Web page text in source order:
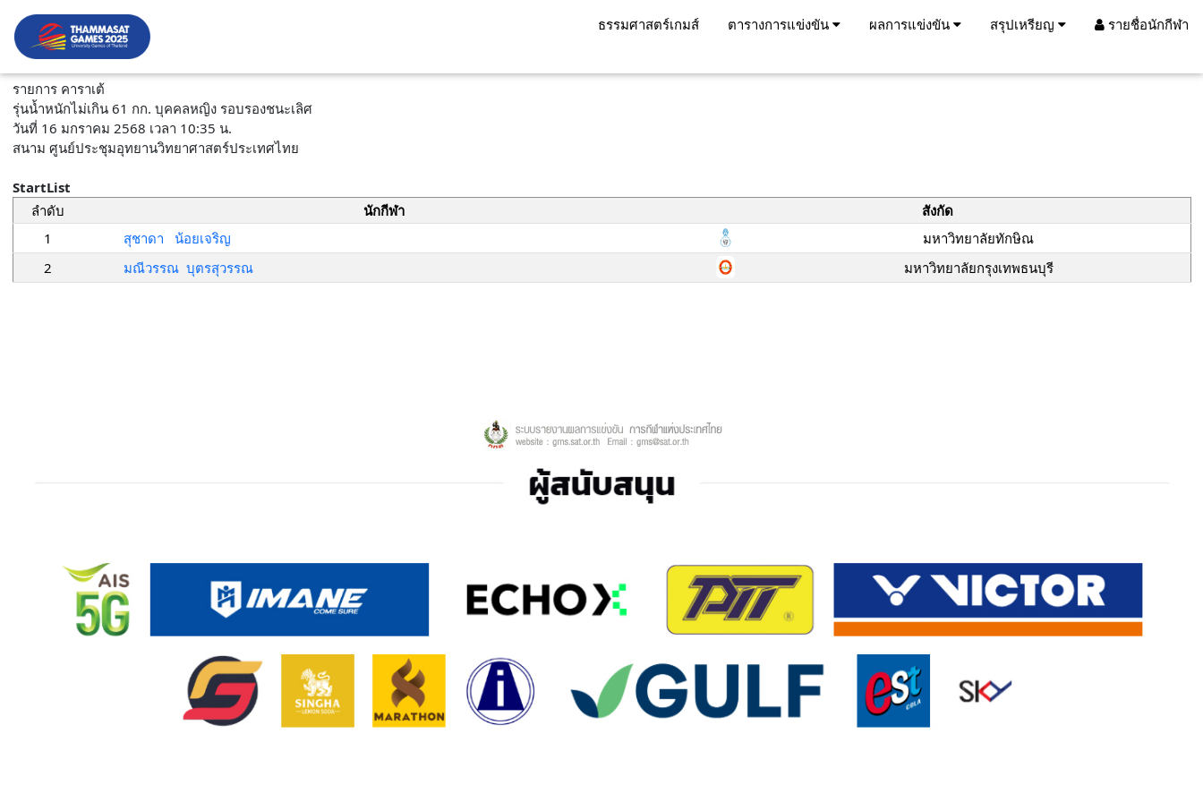
ธรรมศาสตร์เกมส์ ตารางการแข่งขัน ผลการแข่งขัน สรุปเหรียญ รายชื่อนักกีฬา
รายการ คาราเต้
รุ่นน้ำหนักไม่เกิน 61 กก. บุคคลหญิง รอบรองชนะเลิศ
วันที่ 16 มกราคม 2568 เวลา 10:35 น.
สนาม ศูนย์ประชุมอุทยานวิทยาศาสตร์ประเทศไทย
StartList
ลำดับ
นักกีฬา
สังกัด
1
สุชาดา น้อยเจริญ
มหาวิทยาลัยทักษิณ
2
มณีวรรณ บุตรสุวรรณ มหาวิทยาลัยกรุงเทพธนบุรี